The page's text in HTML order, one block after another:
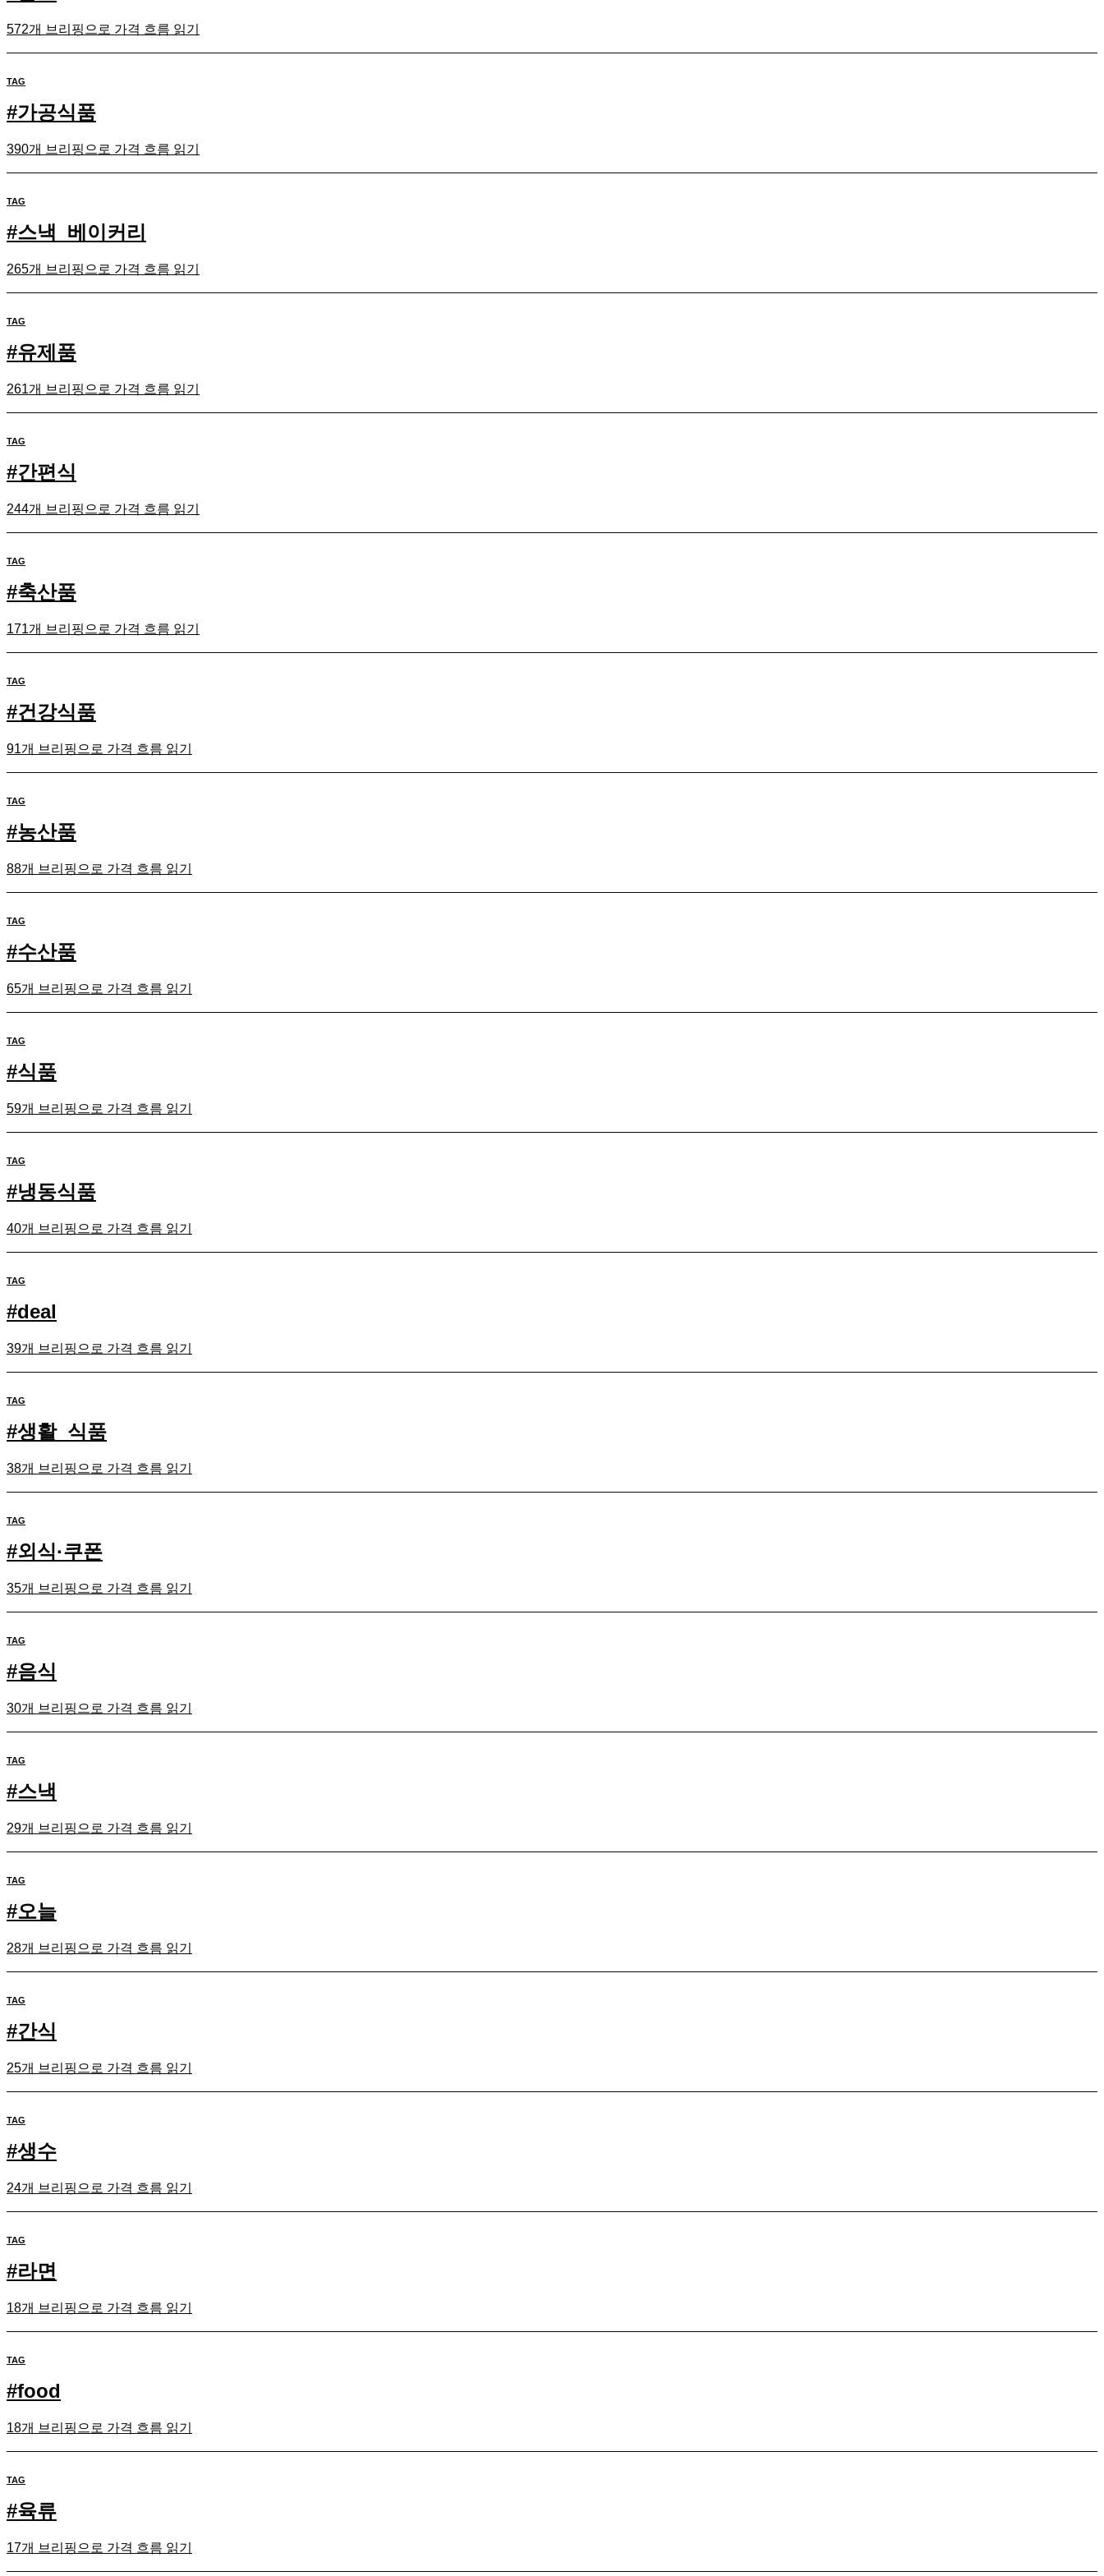
572개 브리핑으로 가격 흐름 읽기
TAG
#가공식품
390개 브리핑으로 가격 흐름 읽기
TAG
#스낵_베이커리
265개 브리핑으로 가격 흐름 읽기
TAG
#유제품
261개 브리핑으로 가격 흐름 읽기
TAG
#간편식
244개 브리핑으로 가격 흐름 읽기
TAG
#축산품
171개 브리핑으로 가격 흐름 읽기
TAG
#건강식품
91개 브리핑으로 가격 흐름 읽기
TAG
#농산품
88개 브리핑으로 가격 흐름 읽기
TAG
#수산품
65개 브리핑으로 가격 흐름 읽기
TAG
#식품
59개 브리핑으로 가격 흐름 읽기
TAG
#냉동식품
40개 브리핑으로 가격 흐름 읽기
TAG
#deal
39개 브리핑으로 가격 흐름 읽기
TAG
#생활_식품
38개 브리핑으로 가격 흐름 읽기
TAG
#외식·쿠폰
35개 브리핑으로 가격 흐름 읽기
TAG
#음식
30개 브리핑으로 가격 흐름 읽기
TAG
#스낵
29개 브리핑으로 가격 흐름 읽기
TAG
#오늘
28개 브리핑으로 가격 흐름 읽기
TAG
#간식
25개 브리핑으로 가격 흐름 읽기
TAG
#생수
24개 브리핑으로 가격 흐름 읽기
TAG
#라면
18개 브리핑으로 가격 흐름 읽기
TAG
#food
18개 브리핑으로 가격 흐름 읽기
TAG
#육류
17개 브리핑으로 가격 흐름 읽기